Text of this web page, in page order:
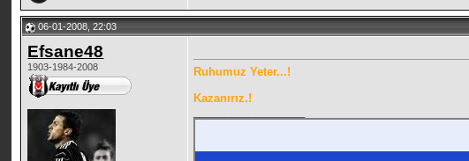
06-01-2008, 22:03
Efsane48
1903-1984-2008
Ruhumuz Yeter...!
Kazanırız.!